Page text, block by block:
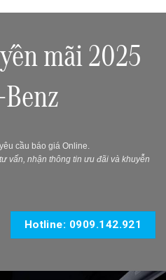
mãi 2025
cầu báo giá Online.
vấn, nhận thông tin ưu đãi và khuyễn
Hotline: 0909.142.921